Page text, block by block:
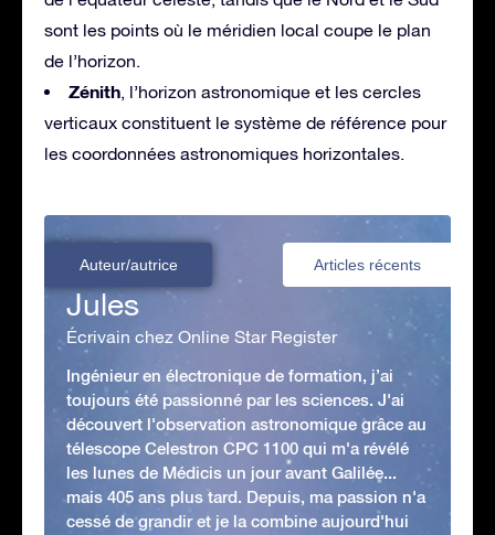
sont les points où le méridien local coupe le plan
de l’horizon.
Zénith, l’horizon astronomique et les cercles
verticaux constituent le système de référence pour
les coordonnées astronomiques horizontales.
Auteur/autrice Articles récents
Jules
Écrivain chez Online Star Register
Ingénieur en électronique de formation, j’ai
toujours été passionné par les sciences. J'ai
découvert l'observation astronomique grâce au
télescope Celestron CPC 1100 qui m'a révélé
les lunes de Médicis un jour avant Galilée...
mais 405 ans plus tard. Depuis, ma passion n'a
cessé de grandir et je la combine aujourd'hui